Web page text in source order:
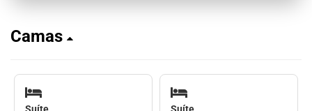
Camas
Suíte Suíte